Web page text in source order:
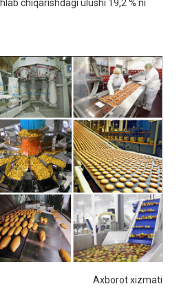
chiqarishdagi ulushi 19,2 % ni
Axborot xizmati